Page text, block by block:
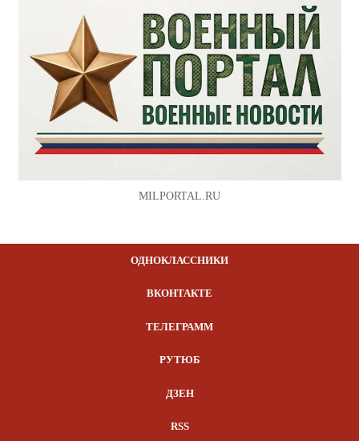
MILPORTAL.RU
ОДНОКЛАССНИКИ
ВКОНТАКТЕ
ТЕЛЕГРАММ
РУТЮБ
ДЗЕН
RSS